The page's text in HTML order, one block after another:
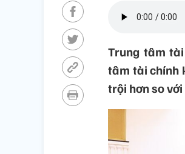
Trung tâm
tâm tài chính
trội hơn so